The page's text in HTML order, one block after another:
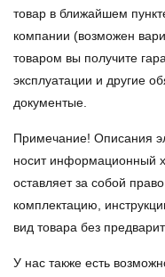
товар в ближайшем
компании (возможен
товаром вы получите
эксплуатации и другие
документые.
Примечание! Описания
носит информационный
оставляет за собой
комплектацию,
вид товара без
У нас также есть